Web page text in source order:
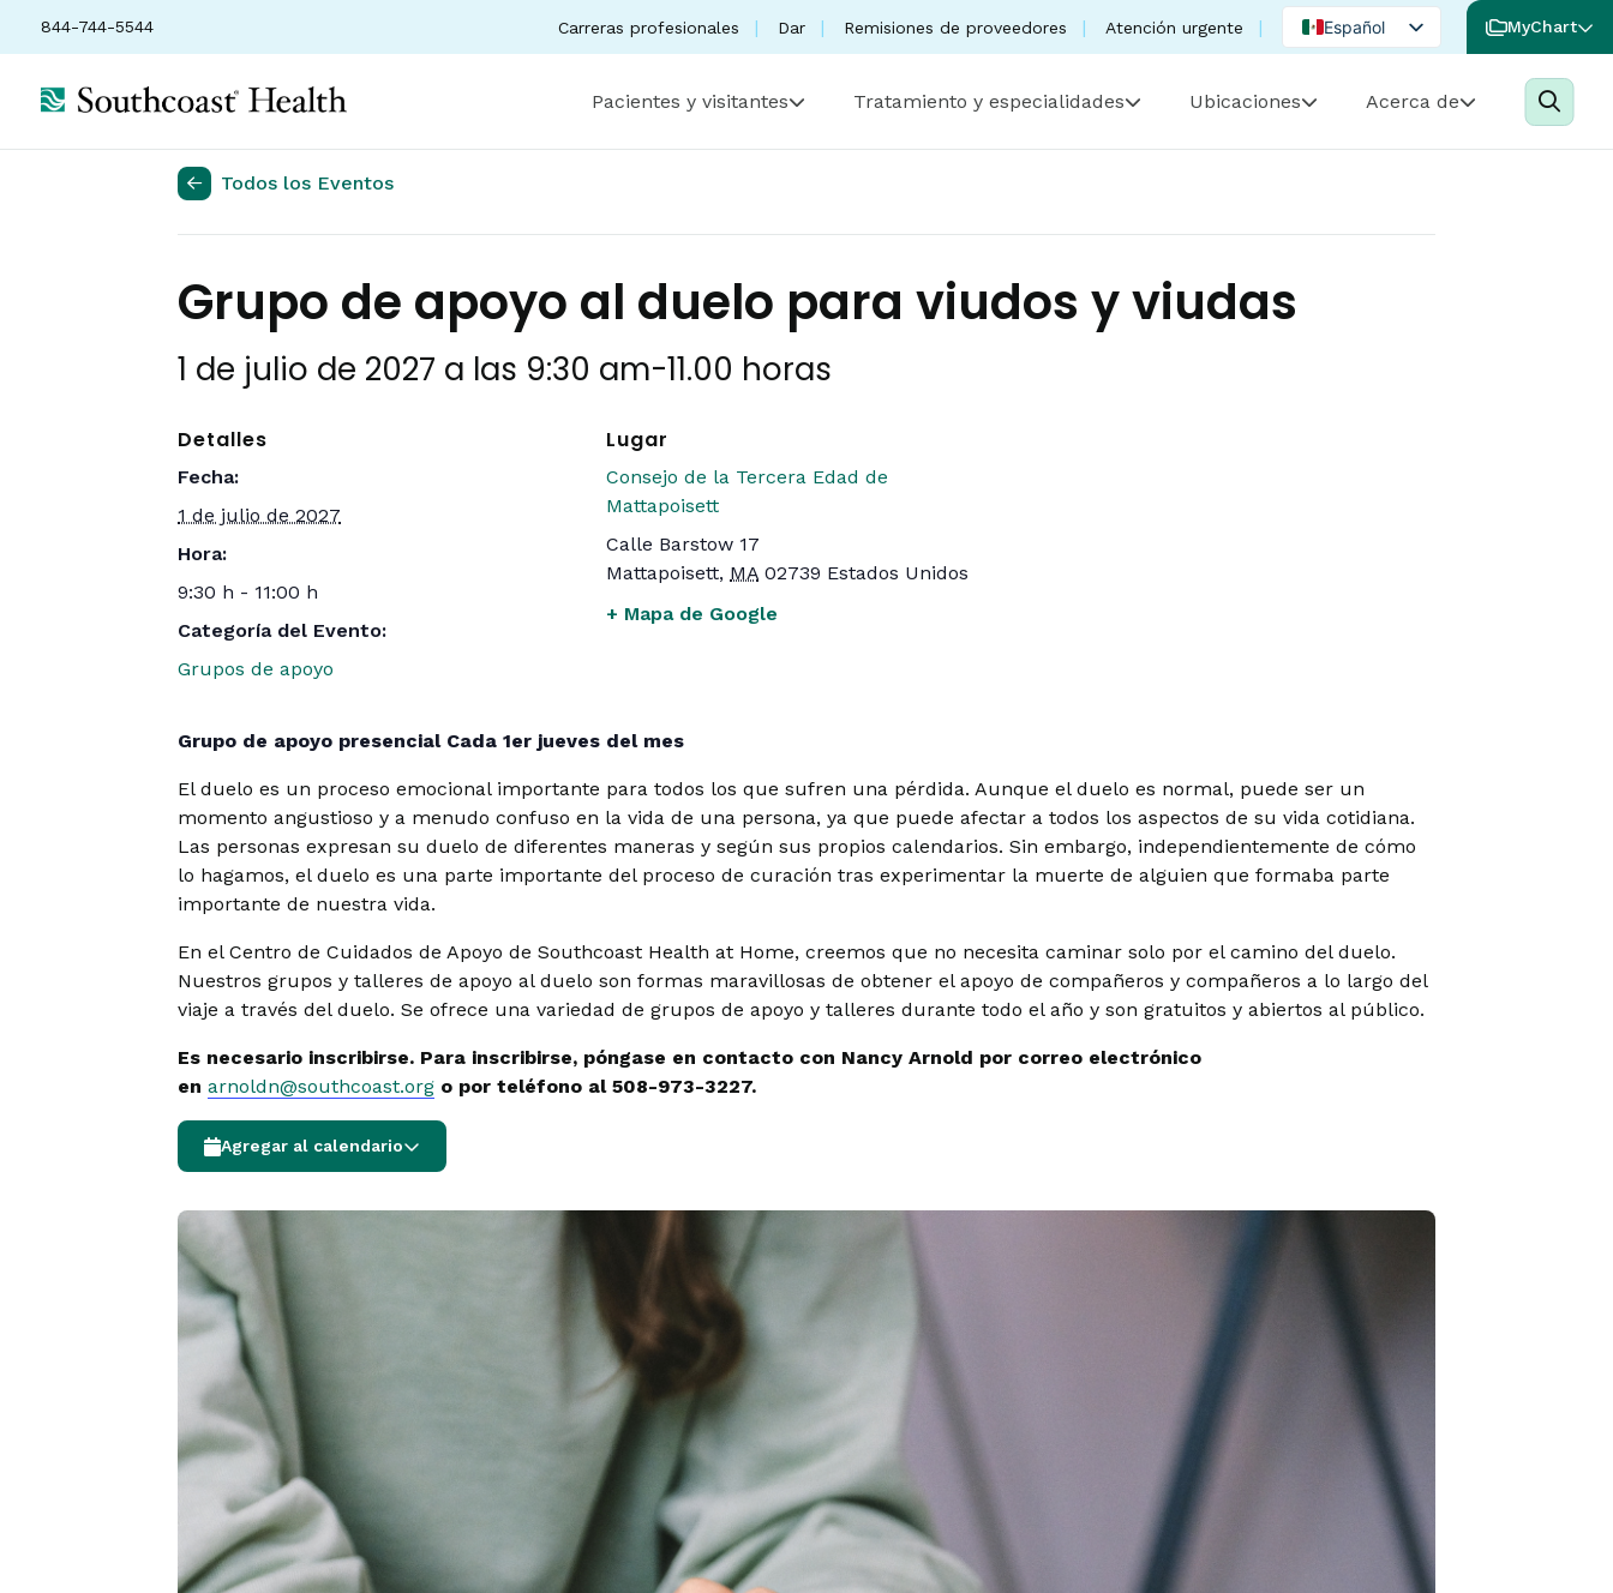
844-744-5544 Carreras profesionales Dar Remisiones de proveedores Atención urgente
Español
Portuguese
MyChart
Pacientes y visitantes Tratamiento y especialidades Ubicaciones Acerca de
Todos los Eventos
Grupo de apoyo al duelo para viudos y viudas
1 de julio de 2027 a las 9:30 am-11.00 horas
Detalles
Fecha:
1 de julio de 2027
Hora:
9:30 h - 11:00 h
Categoría del Evento:
Grupos de apoyo
Lugar
Consejo de la Tercera Edad de
Mattapoisett
Calle Barstow 17
Mattapoisett, MA 02739 Estados Unidos
+ Mapa de Google
Grupo de apoyo presencial Cada 1er jueves del mes
El duelo es un proceso emocional importante para todos los que sufren una pérdida. Aunque el duelo es normal, puede ser un
momento angustioso y a menudo confuso en la vida de una persona, ya que puede afectar a todos los aspectos de su vida cotidiana.
Las personas expresan su duelo de diferentes maneras y según sus propios calendarios. Sin embargo, independientemente de cómo
lo hagamos, el duelo es una parte importante del proceso de curación tras experimentar la muerte de alguien que formaba parte
importante de nuestra vida.
En el Centro de Cuidados de Apoyo de Southcoast Health at Home, creemos que no necesita caminar solo por el camino del duelo.
Nuestros grupos y talleres de apoyo al duelo son formas maravillosas de obtener el apoyo de compañeros y compañeros a lo largo del
viaje a través del duelo. Se ofrece una variedad de grupos de apoyo y talleres durante todo el año y son gratuitos y abiertos al público.
Es necesario inscribirse. Para inscribirse, póngase en contacto con Nancy Arnold por correo electrónico
en arnoldn@southcoast.org o por teléfono al 508-973-3227.
Agregar al calendario